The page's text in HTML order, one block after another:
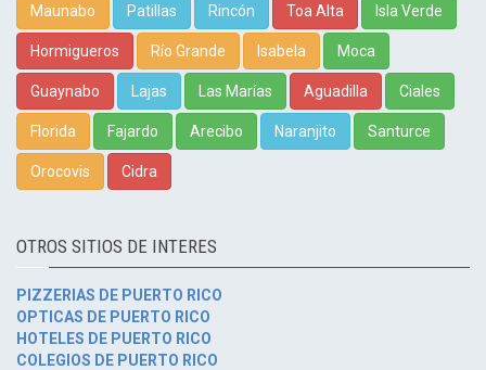
Maunabo Patillas Rincón Toa Alta Isla Verde
Hormigueros Río Grande Isabela Moca
Guaynabo Lajas Las Marías Aguadilla Ciales
Florida Fajardo Arecibo Naranjito Santurce
Orocovis Cidra
OTROS SITIOS DE INTERES
PIZZERIAS DE PUERTO RICO
OPTICAS DE PUERTO RICO
HOTELES DE PUERTO RICO
COLEGIOS DE PUERTO RICO